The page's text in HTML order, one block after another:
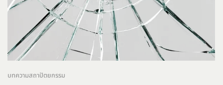
บทความสถาปัตยกรรม